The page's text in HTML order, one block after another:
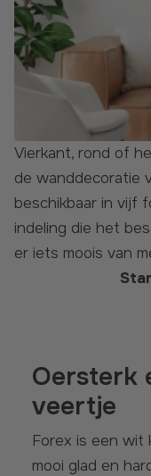
Vierkant, rond of hexagon: je kunt alle kanten op met
de wanddecoratie
beschikbaar in vijf
indeling die het
er iets moois van
Oersterk
veertje
Forex is een wit kunstof met een toplaag die
mooi glad en